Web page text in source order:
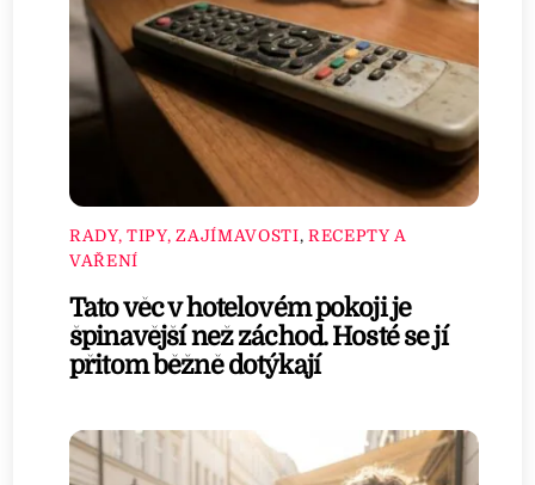
RADY, TIPY, ZAJÍMAVOSTI, RECEPTY A
VAŘENÍ
Tato věc v hotelovém pokoji je
špinavější než záchod. Hosté se jí
přitom běžně dotýkají